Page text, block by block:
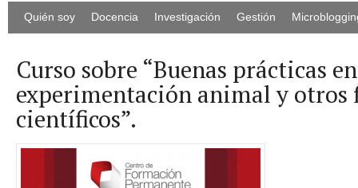
Quién soy Docencia Investigación Gestión
Curso sobre “Buenas prácticas en
experimentación animal y otros
científicos”.